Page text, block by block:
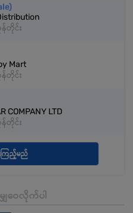
န်တိုင်း
Mart
န်တိုင်း
COMPANY LTD
န်တိုင်း
ကြည့်မည်
ျှဝေလိုက်ပါ